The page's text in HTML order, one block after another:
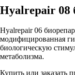
Hyalrepair 08
Hyalrepair 06
модифицированная
биологическую
метаболизма.
Купить или заказать